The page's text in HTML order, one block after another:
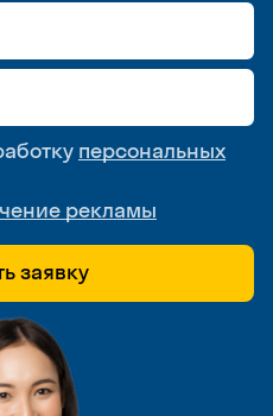
персональных
рекламы
заявку